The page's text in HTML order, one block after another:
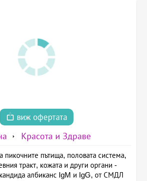
виж офертата
Красота и Здраве
пикочните пътища, половата система,
тракт, кожата и други органи -
албиканс IgM и IgG, от СМДЛ